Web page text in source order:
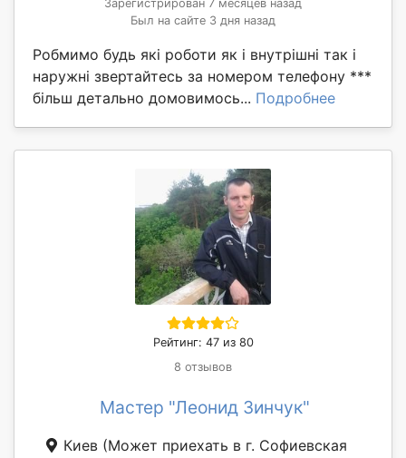
Зарегистрирован 7 месяцев назад
Был на сайте 3 дня назад
Робмимо будь які роботи як і внутрішні так і
наружні звертайтесь за номером телефону ***
більш детально домовимось... Подробнее
Рейтинг: 47 из 80
8 отзывов
Мастер "Леонид Зинчук"
Киев (Может приехать в г. Софиевская